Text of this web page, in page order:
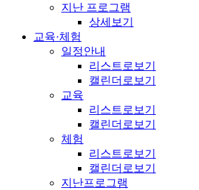
지난 프로그램
상세보기
교육·체험
일정안내
리스트로보기
캘린더로보기
교육
리스트로보기
캘린더로보기
체험
리스트로보기
캘린더로보기
지난프로그램